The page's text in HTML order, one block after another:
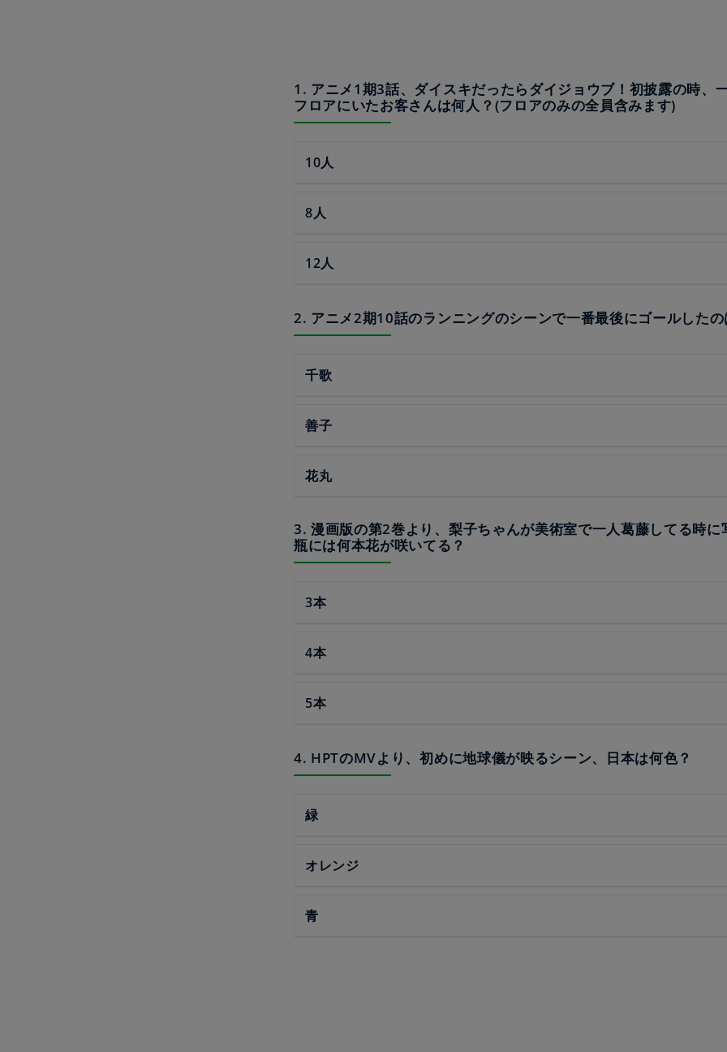
1. アニメ1期3話、ダイスキだったらダイジョウブ！初披露の時、
フロアにいたお客さんは何人？(フロアのみの全員含みます)
10人
8人
12人
2. アニメ2期10話のランニングのシーンで一番最後にゴールしたの
千歌
善子
花丸
3. 漫画版の第2巻より、梨子ちゃんが美術室で一人葛藤してる時に
瓶には何本花が咲いてる？
3本
4本
5本
4. HPTのMVより、初めに地球儀が映るシーン、日本は何色？
緑
オレンジ
青